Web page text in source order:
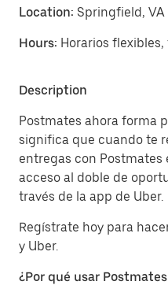
Location: Springfield, VA
Hours: Horarios
Description
Postmates ahora forma
significa que cuando te
entregas con
acceso al doble de
través de la app de Uber.
Regístrate hoy para
y Uber.
¿Por qué usar